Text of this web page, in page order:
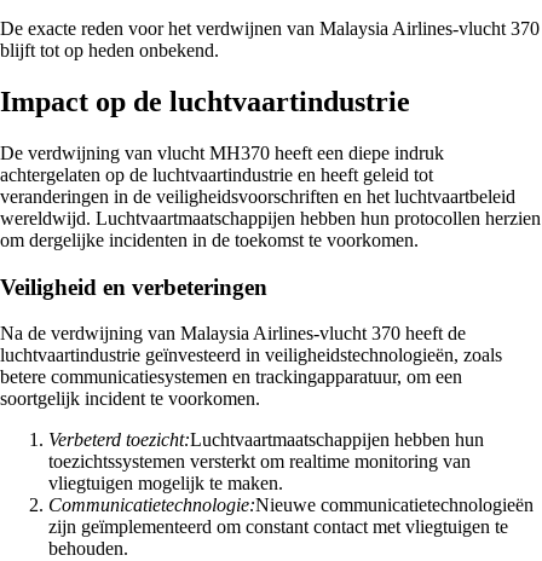
De exacte reden voor het verdwijnen van Malaysia Airlines-vlucht 370
blijft tot op heden onbekend.
Impact op de luchtvaartindustrie
De verdwijning van vlucht MH370 heeft een diepe indruk
achtergelaten op de luchtvaartindustrie en heeft geleid tot
veranderingen in de veiligheidsvoorschriften en het luchtvaartbeleid
wereldwijd. Luchtvaartmaatschappijen hebben hun protocollen herzien
om dergelijke incidenten in de toekomst te voorkomen.
Veiligheid en verbeteringen
Na de verdwijning van Malaysia Airlines-vlucht 370 heeft de
luchtvaartindustrie geïnvesteerd in veiligheidstechnologieën, zoals
betere communicatiesystemen en trackingapparatuur, om een
soortgelijk incident te voorkomen.
Verbeterd toezicht:Luchtvaartmaatschappijen hebben hun
toezichtssystemen versterkt om realtime monitoring van
vliegtuigen mogelijk te maken.
Communicatietechnologie:Nieuwe communicatietechnologieën
zijn geïmplementeerd om constant contact met vliegtuigen te
behouden.